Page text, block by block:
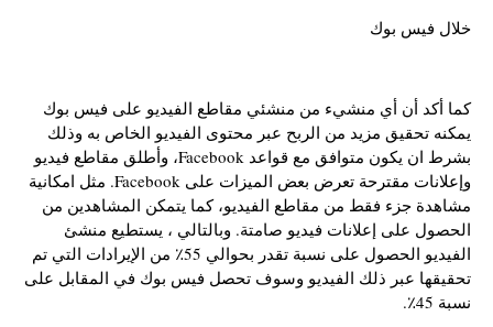
خلال فيس بوك
كما أكد أن أي منشيء من منشئي مقاطع الفيديو على فيس بوك
يمكنه تحقيق مزيد من الربح عبر محتوى الفيديو الخاص به وذلك
بشرط ان يكون متوافق مع قواعد Facebook، وأطلق مقاطع فيديو
وإعلانات مقترحة تعرض بعض الميزات على Facebook. مثل امكانية
مشاهدة جزء فقط من مقاطع الفيديو، كما يتمكن المشاهدين من
الحصول على إعلانات فيديو صامتة. وبالتالي ، يستطيع منشئ
الفيديو الحصول على نسبة تقدر بحوالي 55٪ من الإيرادات التي تم
تحقيقها عبر ذلك الفيديو وسوف تحصل فيس بوك في المقابل على
نسبة 45٪.